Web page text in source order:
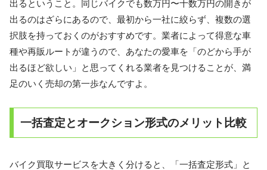
出る ということ。同じバイクでも数万円〜十数万円の開きが
出るのはざらにあるので、最初から一社に絞らず、複数の選
択肢を持っておくのがおすすめです。業者によって得意な車
種や再販ルートが違うので、あなたの愛車を「のどから手が
出るほど欲しい」と思ってくれる業者を見つけることが、満
足のいく売却の第一歩なんですよ。
一括査定とオークション形式のメリット比較
バイク買取サービスを大きく分けると、「一括査定形式」と